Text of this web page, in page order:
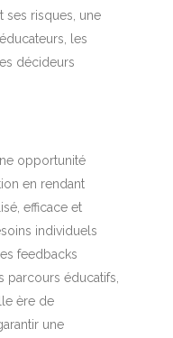
ses risques, une
les
décideurs
opportunité
en rendant
efficace et
individuels
feedbacks
parcours éducatifs,
ère de
une